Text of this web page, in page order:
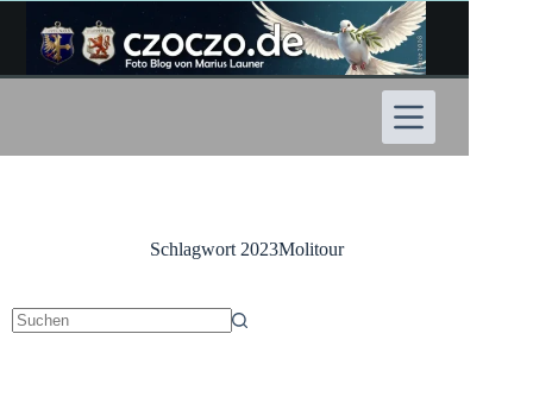
Inhalt
springen
Schlagwort2023Molitour